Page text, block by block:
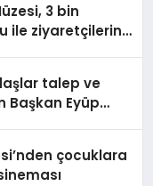
3 bin
ile ziyaretçilerini
talep ve
Başkan Eyüp
çocuklara